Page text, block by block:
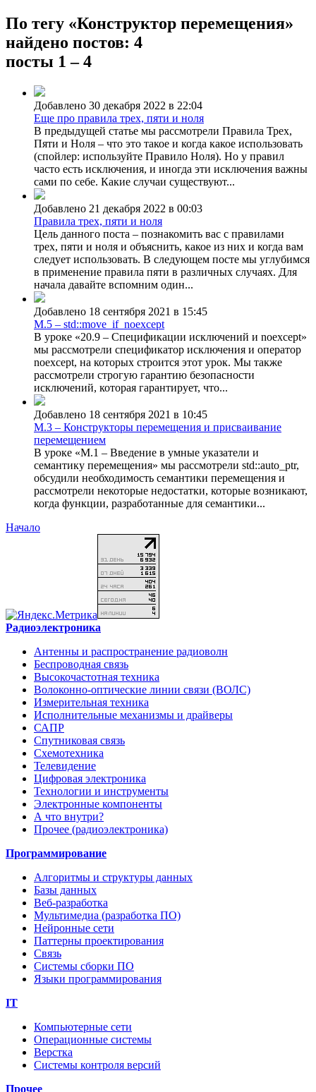
По тегу «Конструктор перемещения»
найдено постов: 4
посты 1 – 4
Добавлено 30 декабря 2022 в 22:04
Еще про правила трех, пяти и ноля
В предыдущей статье мы рассмотрели Правила Трех,
Пяти и Ноля – что это такое и когда какое использовать
(спойлер: используйте Правило Ноля). Но у правил
часто есть исключения, и иногда эти исключения важны
сами по себе. Какие случаи существуют...
Добавлено 21 декабря 2022 в 00:03
Правила трех, пяти и ноля
Цель данного поста – познакомить вас с правилами
трех, пяти и ноля и объяснить, какое из них и когда вам
следует использовать. В следующем посте мы углубимся
в применение правила пяти в различных случаях. Для
начала давайте вспомним один...
Добавлено 18 сентября 2021 в 15:45
M.5 – std::move_if_noexcept
В уроке «20.9 – Спецификации исключений и noexcept»
мы рассмотрели спецификатор исключения и оператор
noexcept, на которых строится этот урок. Мы также
рассмотрели строгую гарантию безопасности
исключений, которая гарантирует, что...
Добавлено 18 сентября 2021 в 10:45
M.3 – Конструкторы перемещения и присваивание
перемещением
В уроке «M.1 – Введение в умные указатели и
семантику перемещения» мы рассмотрели std::auto_ptr,
обсудили необходимость семантики перемещения и
рассмотрели некоторые недостатки, которые возникают,
когда функции, разработанные для семантики...
Начало
Радиоэлектроника
Антенны и распространение радиоволн
Беспроводная связь
Высокочастотная техника
Волоконно-оптические линии связи (ВОЛС)
Измерительная техника
Исполнительные механизмы и драйверы
САПР
Спутниковая связь
Схемотехника
Телевидение
Цифровая электроника
Технологии и инструменты
Электронные компоненты
А что внутри?
Прочее (радиоэлектроника)
Программирование
Алгоритмы и структуры данных
Базы данных
Веб-разработка
Мультимедиа (разработка ПО)
Нейронные сети
Паттерны проектирования
Связь
Системы сборки ПО
Языки программирования
IT
Компьютерные сети
Операционные системы
Верстка
Системы контроля версий
Прочее